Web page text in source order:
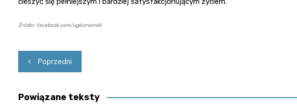
Źródło: facebook.com/ugkomorniki
Nawigacja
wpisu
Poprzedni
Powiązane teksty